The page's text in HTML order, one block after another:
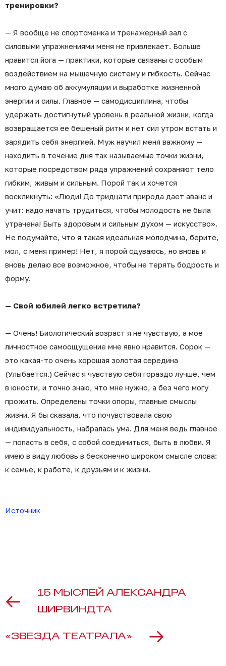
тренировки?
— Я вообще не спортсменка и тренажерный зал с
силовыми упражнениями меня не привлекает. Больше
нравится йога — практики, которые связаны с особым
воздействием на мышечную систему и гибкость. Сейчас
много думаю об аккумуляции и выработке жизненной
энергии и силы. Главное — самодисциплина, чтобы
удержать достигнутый уровень в реальной жизни, когда
возвращается ее бешеный ритм и нет сил утром встать и
зарядить себя энергией. Муж научил меня важному —
находить в течение дня так называемые точки жизни,
которые посредством ряда упражнений сохраняют тело
гибким, живым и сильным. Порой так и хочется
воскликнуть: «Люди! До тридцати природа дает аванс и
учит: надо начать трудиться, чтобы молодость не была
утрачена! Быть здоровым и сильным духом — искусство».
Не подумайте, что я такая идеальная молодчина, берите,
мол, с меня пример! Нет, я порой сдуваюсь, но вновь и
вновь делаю все возможное, чтобы не терять бодрость и
форму.
— Свой юбилей легко встретила?
— Очень! Биологический возраст я не чувствую, а мое
личностное самоощущение мне явно нравится. Сорок —
это какая-то очень хорошая золотая середина
(Улыбается.) Сейчас я чувствую себя гораздо лучше, чем
в юности, и точно знаю, что мне нужно, а без чего могу
прожить. Определены точки опоры, главные смыслы
жизни. Я бы сказала, что почувствовала свою
индивидуальность, набралась ума. Для меня ведь главное
— попасть в себя, с собой соединиться, быть в любви. Я
имею в виду любовь в бесконечно широком смысле слова:
к семье, к работе, к друзьям и к жизни.
Источник
15 МЫСЛЕЙ АЛЕКСАНДРА
ШИРВИНДТА
«ЗВЕЗДА ТЕАТРАЛА»